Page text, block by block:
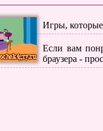
Игры, которые
Если вам
браузера -